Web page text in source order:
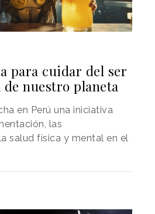
para cuidar del ser
nuestro planeta
en Perú una iniciativa
las
salud física y mental en el